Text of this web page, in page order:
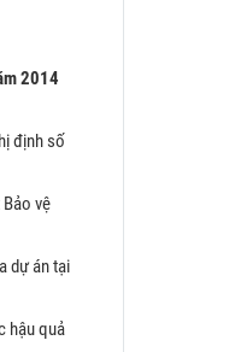
2014
định số
vệ
dự án tại
hậu quả